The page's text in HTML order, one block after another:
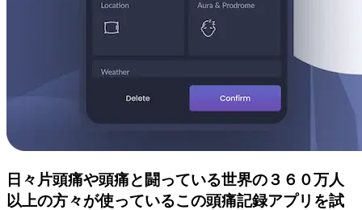
日々片頭痛や頭痛と闘っている世界の３６０万人
以上の方々が使っているこの頭痛記録アプリを試